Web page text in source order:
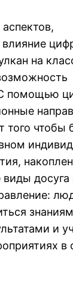
на
помощью
того чтобы
досуга
и
в